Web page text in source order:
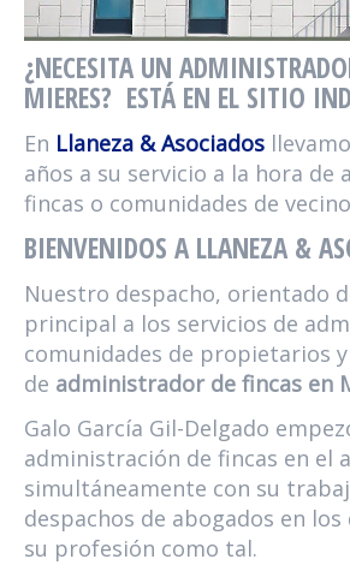
¿NECESITA UN
MIERES? ESTÁ EN EL SITIO
En Llaneza & Asociados
años a su servicio a la hora de
fincas o comunidades de
BIENVENIDOS A LLANEZA &
Nuestro despacho, orientado
principal a los servicios de
comunidades de propietarios
de administrador de fincas en
Galo García Gil-Delgado
administración de fincas en el
simultáneamente con su
despachos de abogados en
su profesión como tal.